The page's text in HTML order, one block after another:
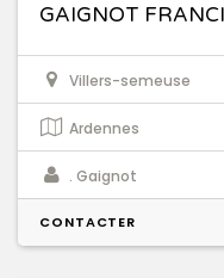
GAIGNOT
Villers-semeuse
Ardennes
. Gaignot
CONTACTER